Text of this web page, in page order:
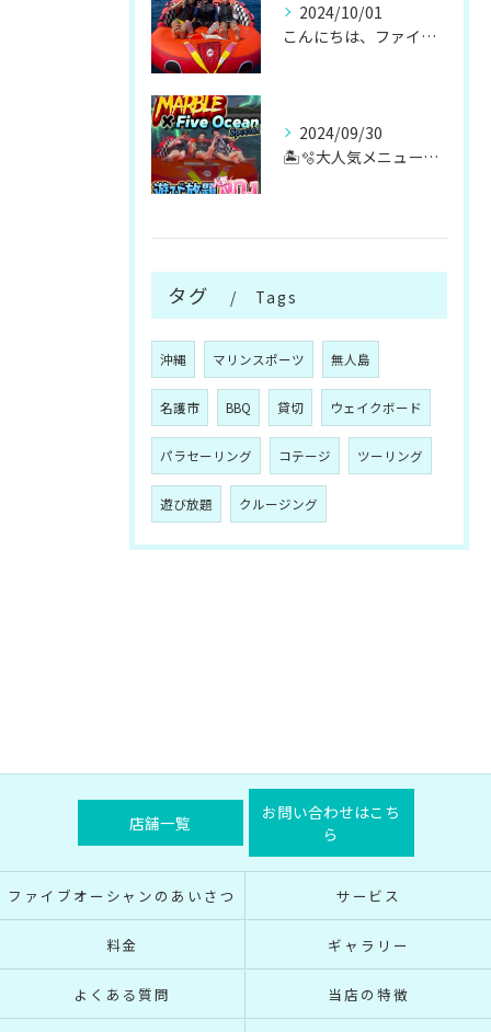
2024/10/01
こんにちは、ファイブオーシャンです！！
2024/09/30
🏝️🫧大人気メニューマリンスポーツ遊び放題🫧🏝️
タグ Tags
沖縄 マリンスポーツ 無人島
名護市 BBQ 貸切 ウェイクボード
パラセーリング コテージ ツーリング
遊び放題 クルージング
店舗一覧
お問い合わせはこち
ら
ファイブオーシャンのあいさつ サービス
料金 ギャラリー
よくある質問 当店の特徴